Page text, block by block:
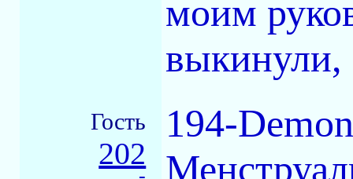
моим
выкинули,
Гость
202
194-